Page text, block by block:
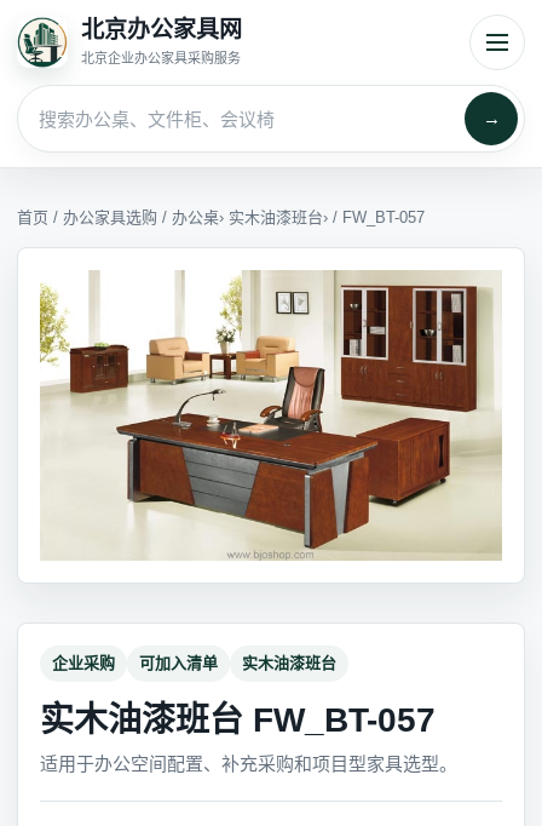
北京办公家具网
北京企业办公家具采购服务
→
首页 / 办公家具选购 / 办公桌› 实木油漆班台› / FW_BT-057
企业采购 可加入清单 实木油漆班台
实木油漆班台 FW_BT-057
适用于办公空间配置、补充采购和项目型家具选型。